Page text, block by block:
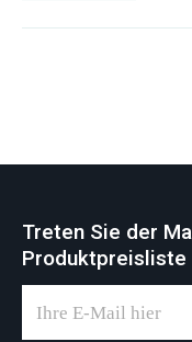
Treten Sie der
Produktpreisliste